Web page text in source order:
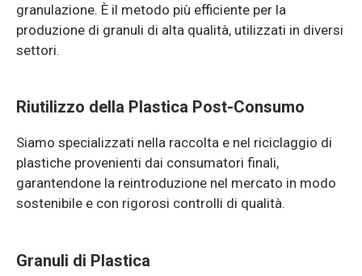
granulazione. È il metodo più efficiente per la
produzione di granuli di alta qualità, utilizzati in diversi
settori.
Riutilizzo della Plastica Post-Consumo
Siamo specializzati nella raccolta e nel riciclaggio di
plastiche provenienti dai consumatori finali,
garantendone la reintroduzione nel mercato in modo
sostenibile e con rigorosi controlli di qualità.
Granuli di Plastica